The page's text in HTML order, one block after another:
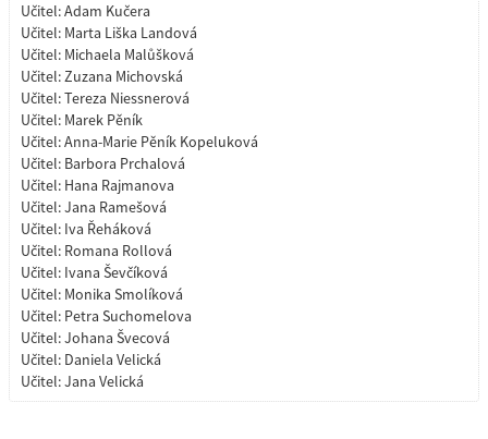
Učitel:Adam Kučera
Učitel: Marta Liška Landová
Učitel: Michaela Malůšková
Učitel:Zuzana Michovská
Učitel:Tereza Niessnerová
Učitel: Marek Pěník
Učitel:Anna-Marie Pěník Kopeluková
Učitel: Barbora Prchalová
Učitel: Hana Rajmanova
Učitel:Jana Ramešová
Učitel: Iva Řeháková
Učitel: Romana Rollová
Učitel: Ivana Ševčíková
Učitel: Monika Smolíková
Učitel: Petra Suchomelova
Učitel:Johana Švecová
Učitel: Daniela Velická
Učitel:Jana Velická